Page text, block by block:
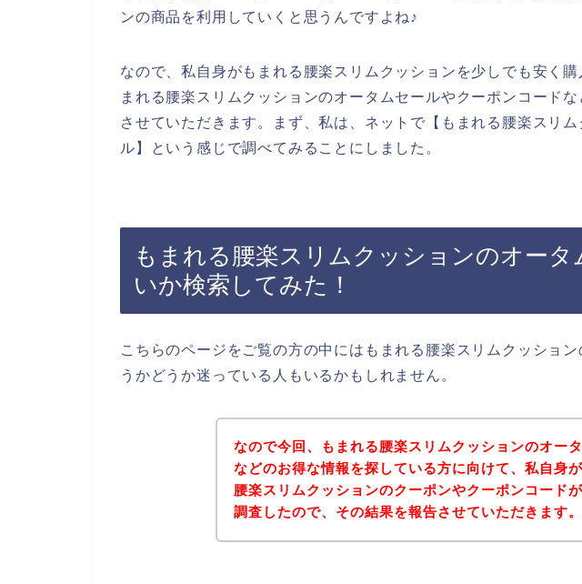
ンの商品を利用していくと思うんですよね♪
なので、私自身がもまれる腰楽スリムクッションを少しでも安く
まれる腰楽スリムクッションのオータムセールやクーポンコード
させていただきます。まず、私は、ネットで【もまれる腰楽スリ
ル】という感じで調べてみることにしました。
もまれる腰楽スリムクッションのオータ
いか検索してみた！
こちらのページをご覧の方の中にはもまれる腰楽スリムクッショ
うかどうか迷っている人もいるかもしれません。
なので今回、もまれる腰楽スリムクッションのオー
などのお得な情報を探している方に向けて、私自身
腰楽スリムクッションのクーポンやクーポンコード
調査したので、その結果を報告させていただきます。